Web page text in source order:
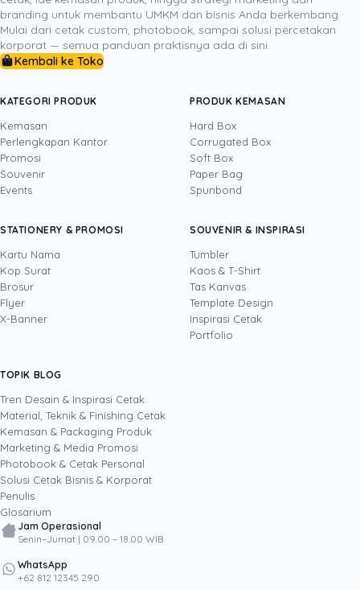
menyimpannya pada figura foto yang juga berbentuk
strip. Dengan menggunakan figura foto strip itu, Anda
dapat memasang foto secara berurutan. Atau jika ingin
berbentuk persegi panjang.
DITULIS OLEH
Video Editor yang berfokus pada pembuatan
konten digital kreatif untuk media sosial dan
kebutuhan pemasaran. Di Uprint.id, ia
memproduksi video, fotografi produk, dan
konten visual seputar dunia percetakan, mulai
dari kemasan, stiker, dan banner hingga
merchandise, sambil terus mengembangkan
menarik perhatian, layak dibagikan, dan
membantu bisnis bertumbuh melalui kekuatan
kreativitas serta media digital.
Lihat semua penulis
Popular
branding untuk membantu UMKM dan bisnis Anda berkembang.
Mulai dari cetak custom, photobook, sampai solusi percetakan
korporat — semua panduan praktisnya ada di sini.
Kembali ke Toko
KATEGORI PRODUK
Kemasan
Perlengkapan Kantor
Promosi
Souvenir
Events
PRODUK KEMASAN
Hard Box
Corrugated Box
Soft Box
Paper Bag
Spunbond
STATIONERY & PROMOSI
Kartu Nama
Kop Surat
Brosur
Flyer
X-Banner
SOUVENIR & INSPIRASI
Tumbler
Kaos & T-Shirt
Tas Kanvas
Template Design
Inspirasi Cetak
Portfolio
TOPIK BLOG
Tren Desain & Inspirasi Cetak
Material, Teknik & Finishing Cetak
Kemasan & Packaging Produk
Marketing & Media Promosi
Photobook & Cetak Personal
Solusi Cetak Bisnis & Korporat
Penulis
Glosarium
Jam Operasional
Senin–Jumat | 09.00 – 18.00 WIB
WhatsApp
+62 812 12345 290